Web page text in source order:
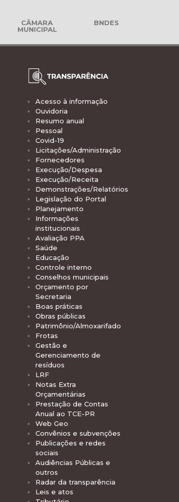
CÂMARA
MUNICIPAL
BNDES
Acesso à informação
Ouvidoria
Resumo anual
Pessoal
Covid-19
Licitações/Administração
Fornecedores
Execução/Despesa
Execução/Receita
Demonstrações/Relatórios
Legislação do Portal
Planejamento
Informações
institucionais
Avaliação PPA
Saúde
Educação
Controle interno
Conselhos municipais
Orçamento por
Secretaria
Boas práticas
Obras públicas
Patrimônio/Almoxarifado
Frotas
Gestão e
Gerenciamento de
resíduos
LRF
Notas Extra
Orçamentárias
Prestação de Contas
Anual ao TCE-PR
Web Geo
Convênios e subvenções
Publicações e redes
sociais
Audiências Públicas e
outros
Radar da transparência
Leis e atos